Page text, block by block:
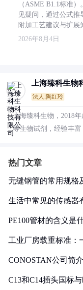
（ASME B1.1标准
见疑问，通过公式
附加工艺建议与扩展
2026年8月4日
上海臻科生物
法人:陶红玲
上海臻科生物，2018
等生物试剂，经验丰富
热门文章
无缝钢管的常用规格
生活中常见的传感器
PE100管材的含义是
工业厂房载重标准：
CONOSTAN公司简介
C13和C14插头国标